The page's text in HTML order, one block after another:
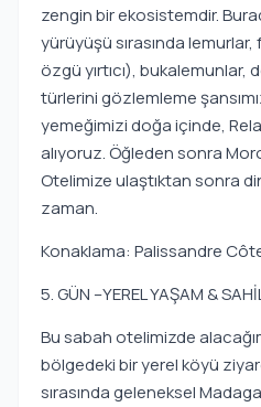
zengin bir ekosistemdir.
yürüyüşü sırasında
özgü yırtıcı), bukalemunlar,
türlerini gözlemleme
yemeğimizi doğa içinde,
alıyoruz. Öğleden sonra
Otelimize ulaştıktan sonra
zaman.
Konaklama: Palissandre
5. GÜN –YEREL YAŞAM &
Bu sabah otelimizde
bölgedeki bir yerel köyü
sırasında geleneksel